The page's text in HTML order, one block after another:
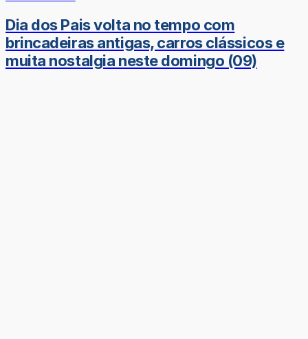
Dia dos Pais volta no tempo com
brincadeiras antigas, carros clássicos e
muita nostalgia neste domingo (09)